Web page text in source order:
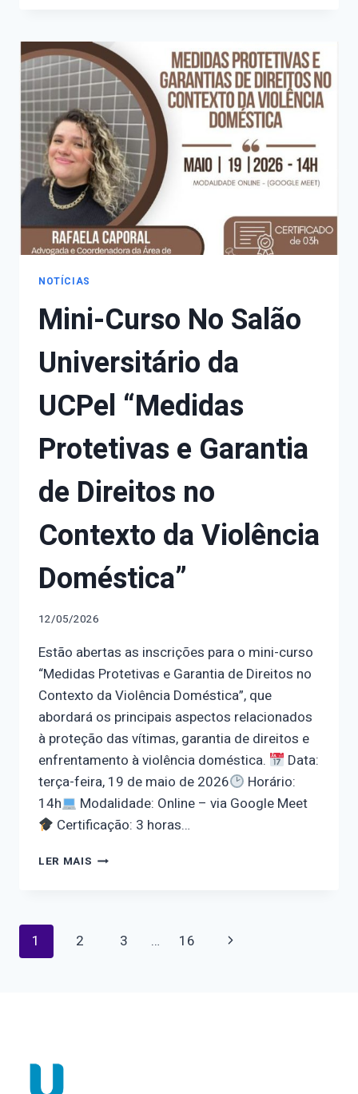
DIA
INTERNACIONAL
CONTRA
A
LGBTFOBIA
NOTÍCIAS
Mini-Curso No Salão
Universitário da
UCPel “Medidas
Protetivas e Garantia
de Direitos no
Contexto da Violência
Doméstica”
12/05/2026
Estão abertas as inscrições para o mini-curso
“Medidas Protetivas e Garantia de Direitos no
Contexto da Violência Doméstica”, que
abordará os principais aspectos relacionados
à proteção das vítimas, garantia de direitos e
enfrentamento à violência doméstica.
Data:
terça-feira, 19 de maio de 2026
Horário:
14h
Modalidade: Online – via Google Meet
Certificação: 3 horas…
LER MAIS MINI-
Navegação
1 2 3 … 16
Página